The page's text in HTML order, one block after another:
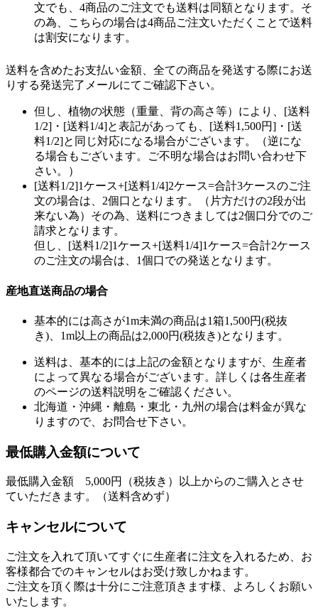
文でも、4商品のご注文でも送料は同額となります。そ
の為、こちらの場合は4商品ご注文いただくことで送料
は割安になります。
送料を含めたお支払い金額、全ての商品を発送する際にお送
りする発送完了メールにてご確認下さい。
但し、植物の状態（重量、背の高さ等）により、[送料
1/2]・[送料1/4]と表記があっても、[送料1,500円]・[送
料1/2]と同じ対応になる場合がございます。（逆にな
る場合もございます。ご不明な場合はお問い合わせ下
さい。）
[送料1/2]1ケース+[送料1/4]2ケース=合計3ケースのご注
文の場合は、2個口となります。（片方だけの2段が出
来ない為）その為、送料につきましては2個口分でのご
請求となります。
但し、[送料1/2]1ケース+[送料1/4]1ケース=合計2ケース
のご注文の場合は、1個口での発送となります。
産地直送商品の場合
基本的には高さが1m未満の商品は1箱1,500円(税抜
き)、1m以上の商品は2,000円(税抜き)となります。
送料は、基本的には上記の金額となりますが、生産者
によって異なる場合がございます。詳しくは各生産者
のページの送料説明をご確認ください。
北海道・沖縄・離島・東北・九州の場合は料金が異な
りますので、お問合せ下さい。
最低購入金額について
最低購入金額 5,000円（税抜き）以上からのご購入とさせ
ていただきます。（送料含めず）
キャンセルについて
ご注文を入れて頂いてすぐに生産者に注文を入れるため、お
客様都合でのキャンセルはお受け致しかねます。
ご注文を頂く際は十分にご注意頂きます様、よろしくお願い
いたします。